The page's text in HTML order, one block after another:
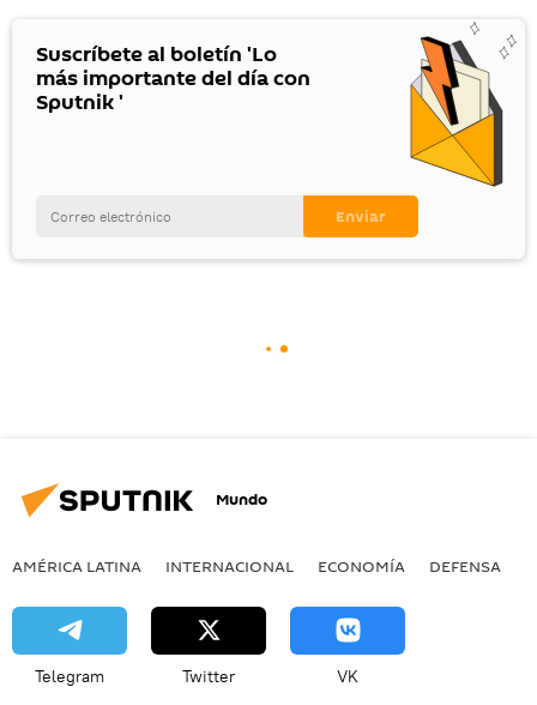
Suscríbete al boletín 'Lo
más importante del día con
Sputnik '
Mundo
AMÉRICA LATINA INTERNACIONAL ECONOMÍA DEFENSA
Telegram Twitter VK